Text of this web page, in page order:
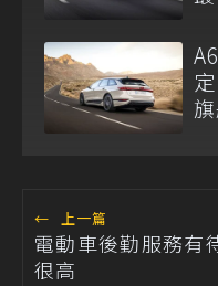
← 上一篇
電動車後勤服務有
很高